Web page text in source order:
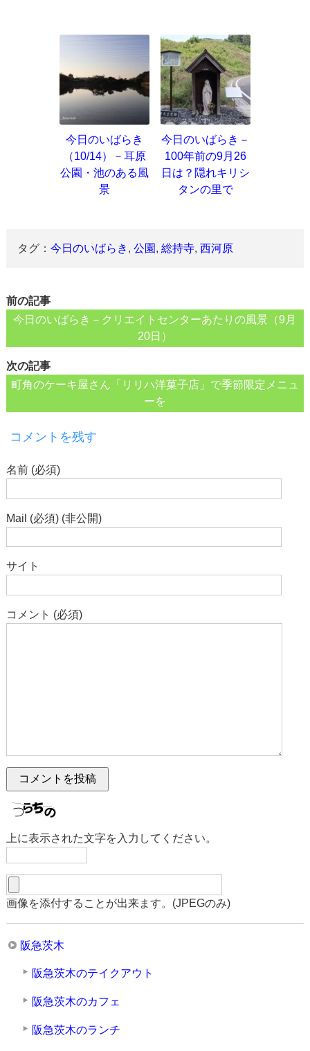
今日のいばらき
（10/14）－耳原
公園・池のある風
景
今日のいばらき－
100年前の9月26
日は？隠れキリシ
タンの里で
タグ：今日のいばらき ,公園 ,総持寺,西河原
前の記事
今日のいばらき－クリエイトセンターあたりの風景（9月
20日）
次の記事
町角のケーキ屋さん「リリハ洋菓子店」で季節限定メニュ
ーを
コメントを残す
名前 (必須)
Mail (必須) (非公開)
サイト
コメント (必須)
上に表示された文字を入力してください。
画像を添付することが出来ます。(JPEGのみ)
阪急茨木
阪急茨木のテイクアウト
阪急茨木のカフェ
阪急茨木のランチ